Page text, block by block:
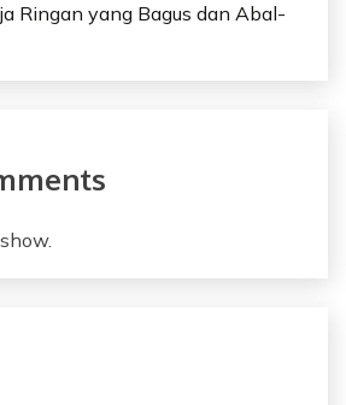
Ringan yang Bagus dan Abal-